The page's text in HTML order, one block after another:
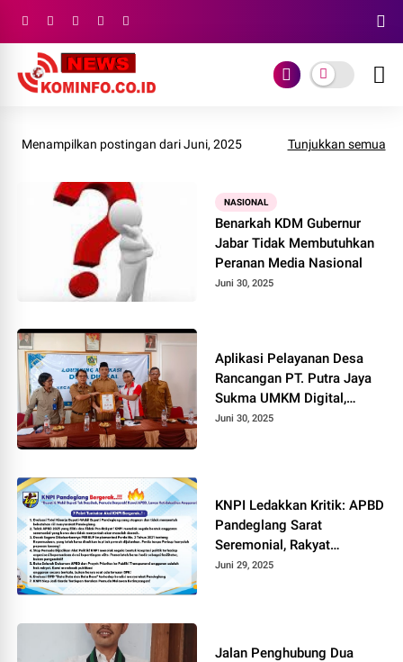
Menampilkan postingan dari Juni, 2025 Tunjukkan semua
NASIONAL
Benarkah KDM Gubernur
Jabar Tidak Membutuhkan
Peranan Media Nasional
Juni 30, 2025
Aplikasi Pelayanan Desa
Rancangan PT. Putra Jaya
Sukma UMKM Digital,
Resmi Lounching di Situilir
Juni 30, 2025
KNPI Ledakkan Kritik: APBD
Pandeglang Sarat
Seremonial, Rakyat
Terabaikan
Juni 29, 2025
Jalan Penghubung Dua